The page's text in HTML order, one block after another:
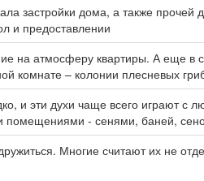
застройки дома, а также прочей
и предоставлении
на атмосферу квартиры. А еще в
комнате – колонии плесневых
и эти духи чаще всего играют
помещениями - сенями, баней,
Многие считают их не